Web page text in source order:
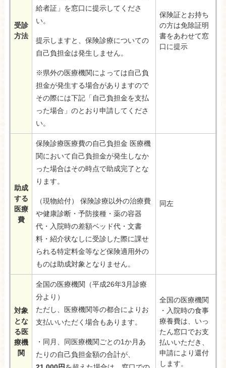
受診
方法
給者証」を窓口に提示してくださ
い。
提示しますと、保険診療についての
自己負担金は発生しません。
※県外の医療機関によっては自己負
担金が発生する場合がありますので
その際には下記「自己負担金を支払
った場合」のとおり申請してくださ
い。
保険証とお持ち
の方は免除証明
書をあわせて窓
口に提示
助成
する
医療
費
保険診療医療費の自己負担金 医療機
関において自己負担金が発生しなか
った場合はその時点で助成完了とな
ります。
（現物給付） 保険診療以外の治療費
や健康診断・予防接種・薬の容器
代・入院時の差額ベッド代・文書
料・紹介状なしに受診した際に課せ
られる特定料金等など保険適用外の
ものは助成対象となりません。
同左
対象
とな
る医
療機
関
全国の医療機関（平成26年3月診療
分より）
ただし、医療機関等の都合によりお
支払いいただく場合もあります。
・同月、同医療機関ごとの1か月あ
たりの自己負担金額の合計が、
全国の医療機関
・入院時の食事
療養費は、いっ
たん窓口でお支
払いいただき、
申請により還付
します。